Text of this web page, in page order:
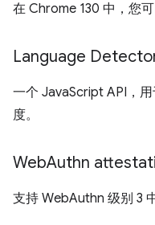
在 Chrome 130 中，您
Language
一个 JavaScript API，
度。
WebAuthn
支持 WebAuthn 级别 3